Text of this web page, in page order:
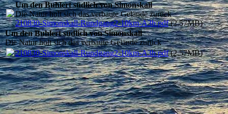
Um den Buhlert südlich von Simonskall
Die Natur holt sich das verbaute Gelände zurück
210830-Simonskall-Rundgang2-10km-A3h.pdf(2.57MB)
Um den Buhlert südlich von Simonskall
Die Natur holt sich das verbaute Gelände zurück
210830-Simonskall-Rundgang2-10km-A3h.pdf(2.57MB)